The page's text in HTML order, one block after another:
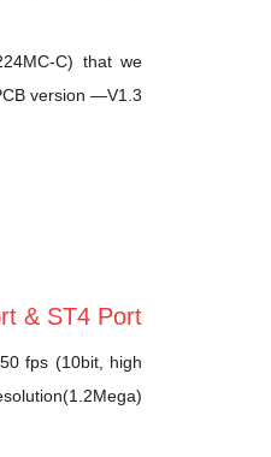
C) that we
version —V1.3.
& ST4 Port
fps (10bit, high